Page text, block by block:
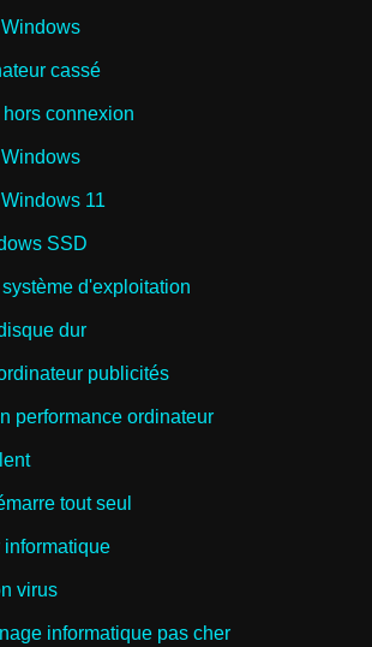
cassé
hors connexion
11
SSD
d'exploitation
dur
publicités
performance ordinateur
tout seul
informatique
virus
informatique pas cher